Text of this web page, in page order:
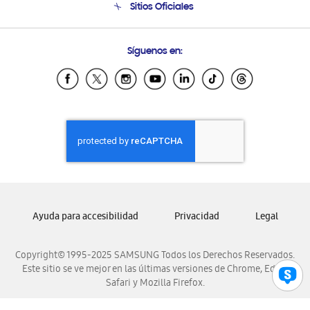
Soporte vía eMail
Sitios Oficiales
Samsung Ecuador
Samsung El Salvador
Samsung Honduras
Samsung Nicaragua
Samsung Panamá
Samsung Venezuela
Síguenos en:
Copyright© 1995-2025 SAMSUNG Todos los Derechos Reservados.
Este sitio se ve mejor en las últimas versiones de Chrome, Edge,
Safari y Mozilla Firefox.
Ayuda para accesibilidad Privacidad Legal